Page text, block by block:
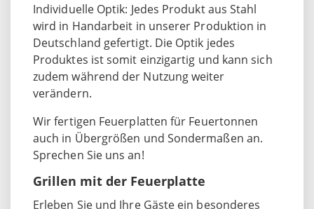
Individuelle Optik: Jedes Produkt aus Stahl
wird in Handarbeit in unserer Produktion in
Deutschland gefertigt. Die Optik jedes
Produktes ist somit einzigartig und kann sich
zudem während der Nutzung weiter
verändern.
Wir fertigen Feuerplatten für Feuertonnen
auch in Übergrößen und Sondermaßen an.
Sprechen Sie uns an!
Grillen mit der Feuerplatte
Erleben Sie und Ihre Gäste ein besonderes